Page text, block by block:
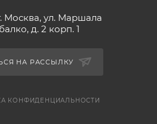
Москва, ул. Маршала
д. 2 корп. 1
НА РАССЫЛКУ
КОНФИДЕНЦИАЛЬНОСТИ